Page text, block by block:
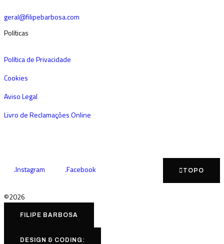
geral@filipebarbosa.com
Políticas
Política de Privacidade
Cookies
Aviso Legal
Livro de Reclamações Online
TOPO
.Instagram .Facebook
©2026
FILIPE BARBOSA
DESIGN & CODING: